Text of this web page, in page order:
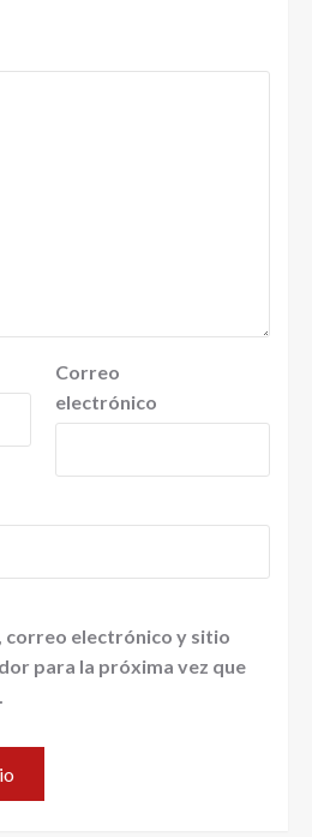
Correo
electrónico
correo electrónico y sitio
para la próxima vez que